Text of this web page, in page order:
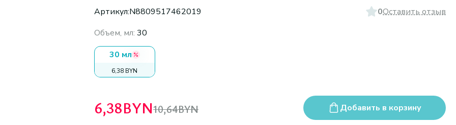
Артикул:N8809517462019 0Оставить отзыв
Объем, мл: 30
30 мл
6,38 BYN
6,38BYN10,64BYN Добавить в корзину